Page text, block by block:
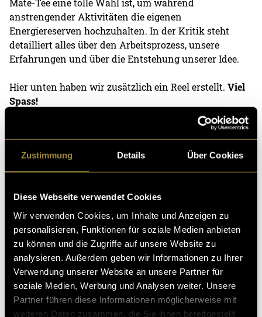
Zustimmung Details Über Cookies
Diese Webseite verwendet Cookies
Wir verwenden Cookies, um Inhalte und Anzeigen zu
personalisieren, Funktionen für soziale Medien anbieten
zu können und die Zugriffe auf unsere Website zu
analysieren. Außerdem geben wir Informationen zu Ihrer
Verwendung unserer Website an unsere Partner für
soziale Medien, Werbung und Analysen weiter. Unsere
Partner führen diese Informationen möglicherweise mit
weiteren Daten zusammen, die Sie ihnen bereitgestellt
anstrengender Aktivitäten die eigenen
Energiereserven hochzuhalten. In der Kritik steht
detailliert alles über den Arbeitsprozess, unsere
Erfahrungen und über die Entstehung unserer Idee.
Hier unten haben wir zusätzlich ein Reel erstellt.Viel
Spass!
Bitte akzeptiere diestatistik, MarketingCookies um
diesen Inhalt zu sehen.